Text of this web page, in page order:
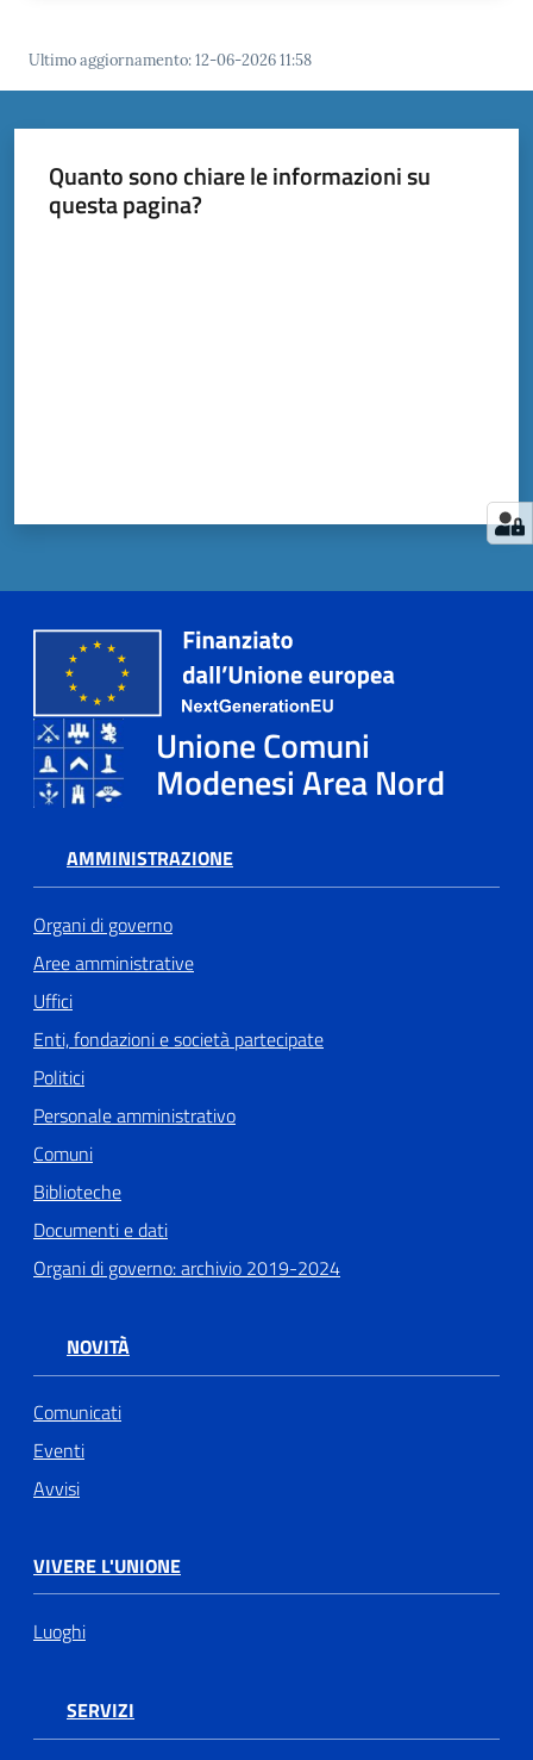
Ultimo aggiornamento:12-06-2026 11:58
Quanto sono chiare le informazioni su
questa pagina?
Unione Comuni
Modenesi Area Nord
AMMINISTRAZIONE
Organi di governo
Aree amministrative
Uffici
Enti, fondazioni e società partecipate
Politici
Personale amministrativo
Comuni
Biblioteche
Documenti e dati
Organi di governo: archivio 2019-2024
NOVITÀ
Comunicati
Eventi
Avvisi
VIVERE L'UNIONE
Luoghi
SERVIZI